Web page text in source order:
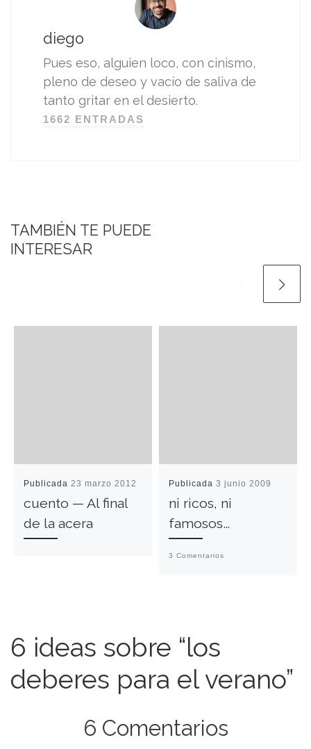
diego
Pues eso, alguien loco, con cinismo,
pleno de deseo y vacío de saliva de
tanto gritar en el desierto.
1662 ENTRADAS
TAMBIÉN TE PUEDE
INTERESAR
Publicada 23 marzo 2012
cuento — Al final
de la acera
Publicada3 junio 2009
ni ricos, ni
famosos…
3 Comentarios
6 ideas sobre “los
deberes para el verano”
6 Comentarios